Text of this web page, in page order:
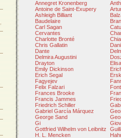
Annegret Kronenberg
Antoine de Saint-Exupery
Ashleigh Billiant
Baudelaire
Carl Sagan
Cervantes
Charlotte Bronté
Chris Gallatin
Dante
Delmira Augustini
Drayton
Emily Dickinson
Erich Segal
Fagyejev
Felix Falzari
Frances Brooke
Francis Jammes
Friedrich Schiller
Gabriel García Márquez
George Sand
Gi
Gottfried Wilhelm von Leibnitz
H. L. Mencken